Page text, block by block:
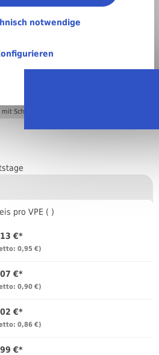
Schlitz u. großem Kopf
pro VPE ( )
€*
0,95 €)
€*
0,90 €)
€*
0,86 €)
€*
notwendige